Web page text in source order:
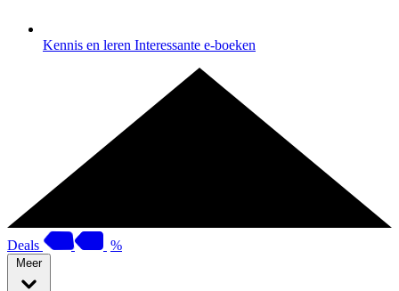
Kennis en leren Interessante e-boeken
Deals %
Meer